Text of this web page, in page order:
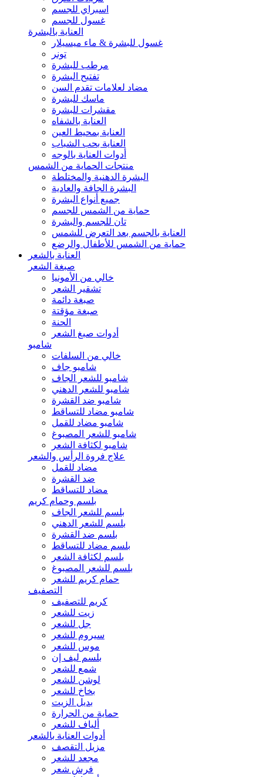
اسبراي للجسم
غسول للجسم
العناية بالبشرة
غسول للبشرة & ماء ميسيلار
تونر
مرطب للبشرة
تفتيح البشرة
مضاد لعلامات تقدم السن
ماسك للبشرة
مقشرات للبشرة
العناية بالشفاه
العناية بمحيط العين
العناية بحب الشباب
أدوات العناية بالوجه
منتجات الحماية من الشمس
البشرة الدهنية والمختلطة
البشرة الجافة والعادية
جميع أنواع البشرة
حماية من الشمس للجسم
تان للجسم والبشرة
العناية بالجسم بعد التعرض للشمس
حماية من الشمس للأطفال والرضع
العناية بالشعر
صبغة الشعر
خالي من الأمونيا
تشقير الشعر
صبغة دائمة
صبغة مؤقتة
الحنة
أدوات صبغ الشعر
شامبو
خالي من السلفات
شامبو جاف
شامبو للشعر الجاف
شامبو للشعر الدهني
شامبو ضد القشرة
شامبو مضاد للتساقط
شامبو مضاد للقمل
شامبو للشعر المصبوغ
شامبو لكثافة الشعر
علاج فروة الرأس والشعر
مضاد للقمل
ضد القشرة
مضاد للتساقط
بلسم وحمام كريم
بلسم للشعر الجاف
بلسم للشعر الدهني
بلسم ضد القشرة
بلسم مضاد للتساقط
بلسم لكثافة الشعر
بلسم للشعر المصبوغ
حمام كريم للشعر
التصفيف
كريم للتصفيف
زيت للشعر
جل للشعر
سيروم للشعر
موس للشعر
بلسم ليف إن
شمع للشعر
لوشن للشعر
بخاخ للشعر
بديل الزيت
حماية من الحرارة
ألياف للشعر
أدوات العناية بالشعر
مزيل التقصف
مجعد للشعر
فرش شعر